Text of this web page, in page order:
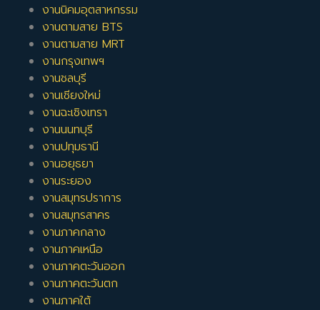
งานนิคมอุตสาหกรรม
งานตามสาย BTS
งานตามสาย MRT
งานกรุงเทพฯ
งานชลบุรี
งานเชียงใหม่
งานฉะเชิงเทรา
งานนนทบุรี
งานปทุมธานี
งานอยุธยา
งานระยอง
งานสมุทรปราการ
งานสมุทรสาคร
งานภาคกลาง
งานภาคเหนือ
งานภาคตะวันออก
งานภาคตะวันตก
งานภาคใต้